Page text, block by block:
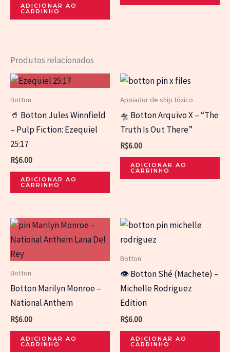
ADICIONAR AO
CARRINHO
Produtos relacionados
Botton
🥤 Botton Jules Winnfield
– Pulp Fiction: Ezequiel
25:17
R$6.00
ADICIONAR AO
CARRINHO
Apoiador de ship tóxico
🛸 Botton Arquivo X – “The
Truth Is Out There”
R$6.00
ADICIONAR AO
CARRINHO
Botton
Botton Marilyn Monroe –
National Anthem
R$6.00
ADICIONAR AO
CARRINHO
Botton
👁️ Botton Shé (Machete) –
Michelle Rodriguez
Edition
R$6.00
ADICIONAR AO
CARRINHO